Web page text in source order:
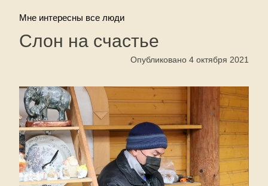
Мне интересны все люди
Слон на счастье
Опубликовано 4 октября 2021